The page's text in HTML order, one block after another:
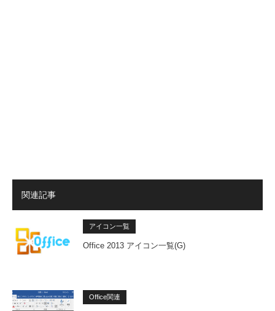
関連記事
アイコン一覧
Office 2013 アイコン一覧(G)
Office関連